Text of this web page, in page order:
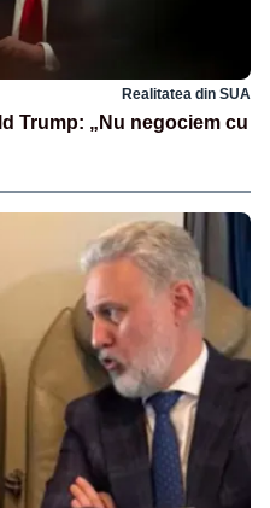
Realitatea din SUA
Trump: „Nu negociem cu